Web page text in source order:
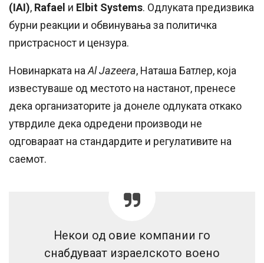
(IAI), Rafael и Elbit Systems. Одлуката предизвика
бурни реакции и обвинувања за политичка
пристрасност и цензура.
Новинарката на Al Jazeera, Наташа Батлер, која
известуваше од местото на настанот, пренесе
дека организаторите ја донеле одлуката откако
утврдиле дека одредени производи не
одговараат на стандардите и регулативите на
саемот.
Некои од овие компании го
снабдуваат израелското воено